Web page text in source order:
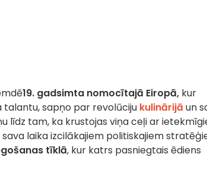
19. gadsimta nomocītajā Eiropā, kur
talantu, sapņo par revolūciju kulinārijā un
līdz tam, ka krustojas viņa ceļi ar
sava laika izcilākajiem politiskajiem
tīklā, kur katrs pasniegtais ēdiens